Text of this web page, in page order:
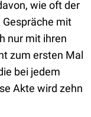
wie oft der
mit
nur mit ihren
zum ersten Mal
bei jedem
Akte wird zehn